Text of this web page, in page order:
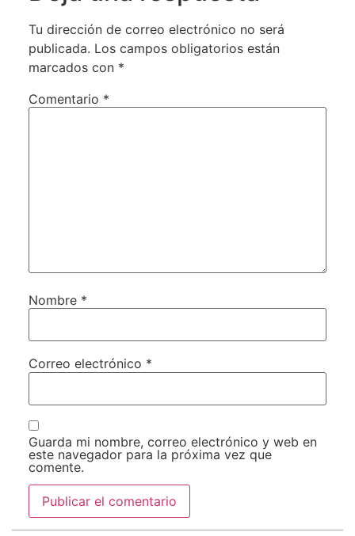
Tu dirección de correo electrónico no será
publicada. Los campos obligatorios están
marcados con *
Comentario *
Nombre *
Correo electrónico *
Guarda mi nombre, correo electrónico y web en
este navegador para la próxima vez que
comente.